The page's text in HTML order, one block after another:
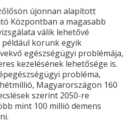
újonnan alapított
Központban a magasabb
válik lehetővé
korunk egyik
egészségügyi problémája,
kezelésének lehetősége is.
probléma,
Magyarországon 160
szerint 2050-re
mint 100 millió demens